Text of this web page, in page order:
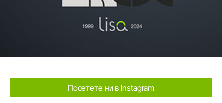
Посетете ни в Instagram